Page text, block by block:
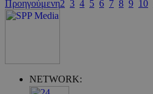
Προηγούμενη2 3 4 5 6 7 8 9 10
NETWORK: